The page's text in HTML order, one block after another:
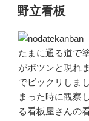
稿
日:
野立看板
たまに通る道で
がポツンと現れ
でビックリしま
まった時に観察
る看板屋さんの